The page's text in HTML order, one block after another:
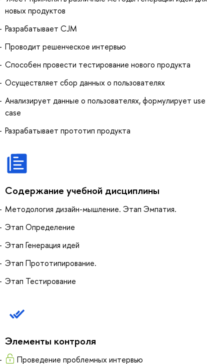
новых продуктов
Разрабатывает CJM
Проводит решенческое интервью
Способен провести тестирование нового продукта
Осуществляет сбор данных о пользователях
Анализирует данные о пользователях, формулирует use
case
Разрабатывает прототип продукта
Содержание учебной дисциплины
Методология дизайн-мышление. Этап Эмпатия.
Этап Определение
Этап Генерация идей
Этап Прототипирование.
Этап Тестирование
Элементы контроля
Проведение проблемных интервью